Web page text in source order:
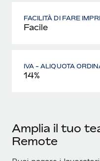
FACILITÀ DI FARE
Facile
IVA - ALIQUOTA
14%
Amplia il tuo
Remote